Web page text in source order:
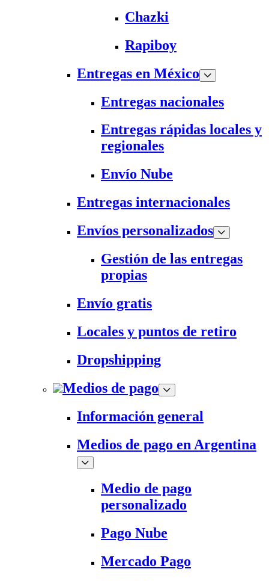
Chazki
Rapiboy
Entregas en México
Entregas nacionales
Entregas rápidas locales y
regionales
Envío Nube
Entregas internacionales
Envíos personalizados
Gestión de las entregas
propias
Envío gratis
Locales y puntos de retiro
Dropshipping
Medios de pago
Información general
Medios de pago en Argentina
Medio de pago
personalizado
Pago Nube
Mercado Pago